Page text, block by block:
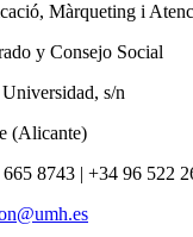
Màrqueting i
y Consejo Social
s/n
(Alicante)
8743 | +34 96 522